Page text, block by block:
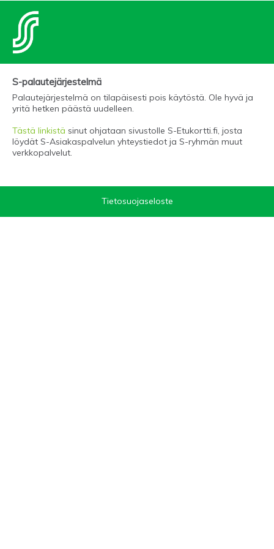
S-palautejärjestelmä
Palautejärjestelmä on tilapäisesti pois käytöstä. Ole hyvä ja
yritä hetken päästä uudelleen.
Tästä linkistä sinut ohjataan sivustolle S-Etukortti.fi, josta
löydät S-Asiakaspalvelun yhteystiedot ja S-ryhmän muut
verkkopalvelut.
Tietosuojaseloste